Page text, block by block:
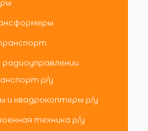
р/у
и квадрокоптеры р/у
техника р/у